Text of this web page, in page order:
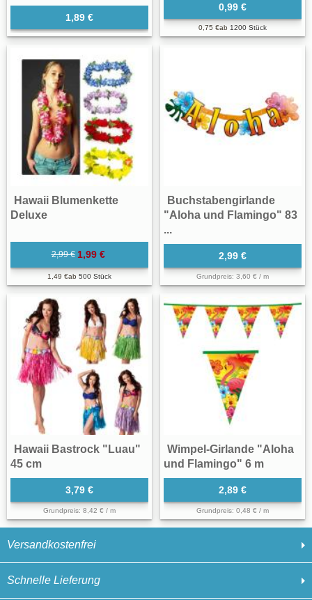
Versandkostenfrei
Schnelle Lieferung
1,89 €
0,99 €
0,75 €ab 1200 Stück
Hawaii Blumenkette
Deluxe
2,99 € 1,99 €
1,49 €ab 500 Stück
Buchstabengirlande
"Aloha und Flamingo" 83
...
2,99 €
Grundpreis: 3,60 € / m
Hawaii Bastrock "Luau"
45 cm
3,79 €
Grundpreis: 8,42 € / m
Wimpel-Girlande "Aloha
und Flamingo" 6 m
2,89 €
Grundpreis: 0,48 € / m